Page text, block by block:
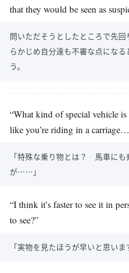
that they would be seen as
問いただそうとしたところで先
らかじめ自分達も不審な点にな
う。
“What kind of special vehicle is
like you’re riding in a
「特殊な乗り物とは？ 馬車にも
が……」
“I think it’s faster to see it in
to see?”
「実物を見たほうが早いと思いま